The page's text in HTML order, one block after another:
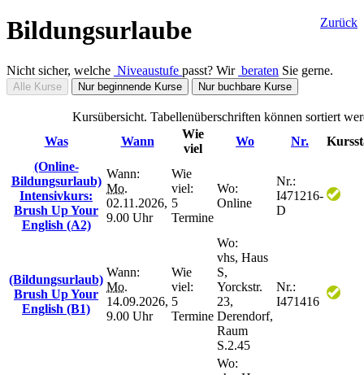
Zurück
Bildungsurlaube
Nicht sicher, welche Niveaustufe passt? Wir beraten Sie gerne.
Alle Kurse Nur beginnende Kurse Nur buchbare Kurse
Kursübersicht. Tabellenüberschriften können sortiert
Was
Wann
Wie
viel
Wo Nr.
(Online-
Bildungsurlaub)
Intensivkurs:
Brush Up Your
English (A2)
Wann:
Mo.
02.11.2026,
9.00 Uhr
Wie
viel:
5
Termine
Wo:
Online
Nr.:
I471216-
D
(Bildungsurlaub)
Brush Up Your
English (B1)
Wann:
Mo.
14.09.2026,
9.00 Uhr
Wie
viel:
5
Termine
Wo:
vhs, Haus
S,
Yorckstr.
23,
Derendorf,
Raum
S.2.45
Nr.:
I471416
Wo: